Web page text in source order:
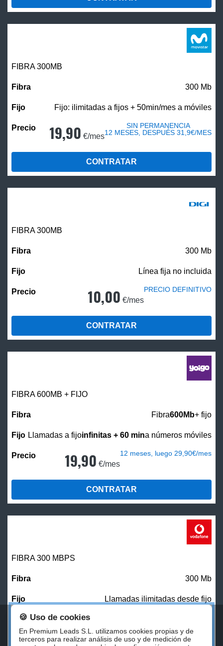
FIBRA 300MB
300 Mb
Fijo: ilimitadas a fijos + 50min/mes a móviles
19,90 €/mes
SIN PERMANENCIA
12 MESES, DESPUÉS 31,9€/MES
CONTRATAR
FIBRA 300MB
300 Mb
Línea fija no incluida
10,00 €/mes
PRECIO DEFINITIVO
CONTRATAR
FIBRA 600MB + FIJO
Fibra600Mb+ fijo
Llamadas a fijoinfinitas + 60 mina números móviles
19,90 €/mes
12 meses, luego 29,90€/mes
CONTRATAR
FIBRA 300 MBPS
300 Mb
Llamadas ilimitadas desde fijo
27,00 €/mes
🍪 Uso de cookies
En Premium Leads S.L. utilizamos cookies propias y de
terceros para realizar análisis de uso y de medición de